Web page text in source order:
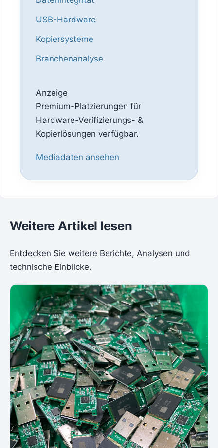
USB-Hardware
Kopiersysteme
Branchenanalyse
Anzeige
Premium-Platzierungen für
Hardware-Verifizierungs- &
Kopierlösungen verfügbar.
Mediadaten ansehen
Weitere Artikel lesen
Entdecken Sie weitere Berichte, Analysen und
technische Einblicke.